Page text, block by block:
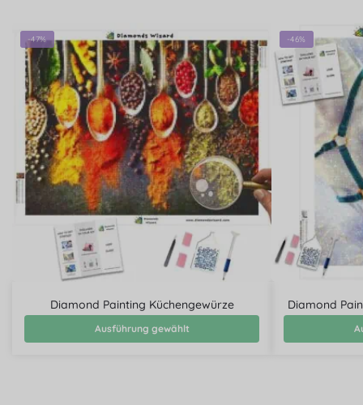
-47%
Diamond Painting Küchengewürze
Ausführung gewählt
-46%
Diamond